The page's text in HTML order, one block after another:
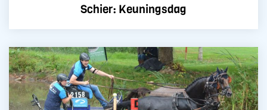
Schier: Keuningsdag